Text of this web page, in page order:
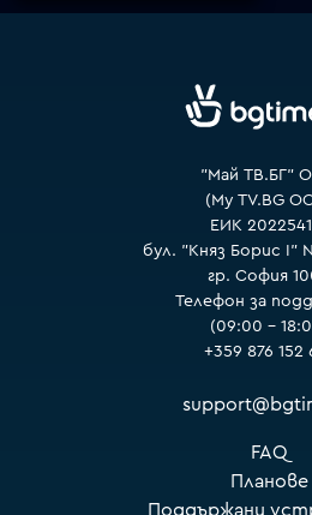
"Май ТВ.БГ"
(My TV.BG
ЕИК
бул. "Княз Борис I"
гр. София
Телефон за
(09:00 –
+359 876 152
FAQ
Планове
Поддържани